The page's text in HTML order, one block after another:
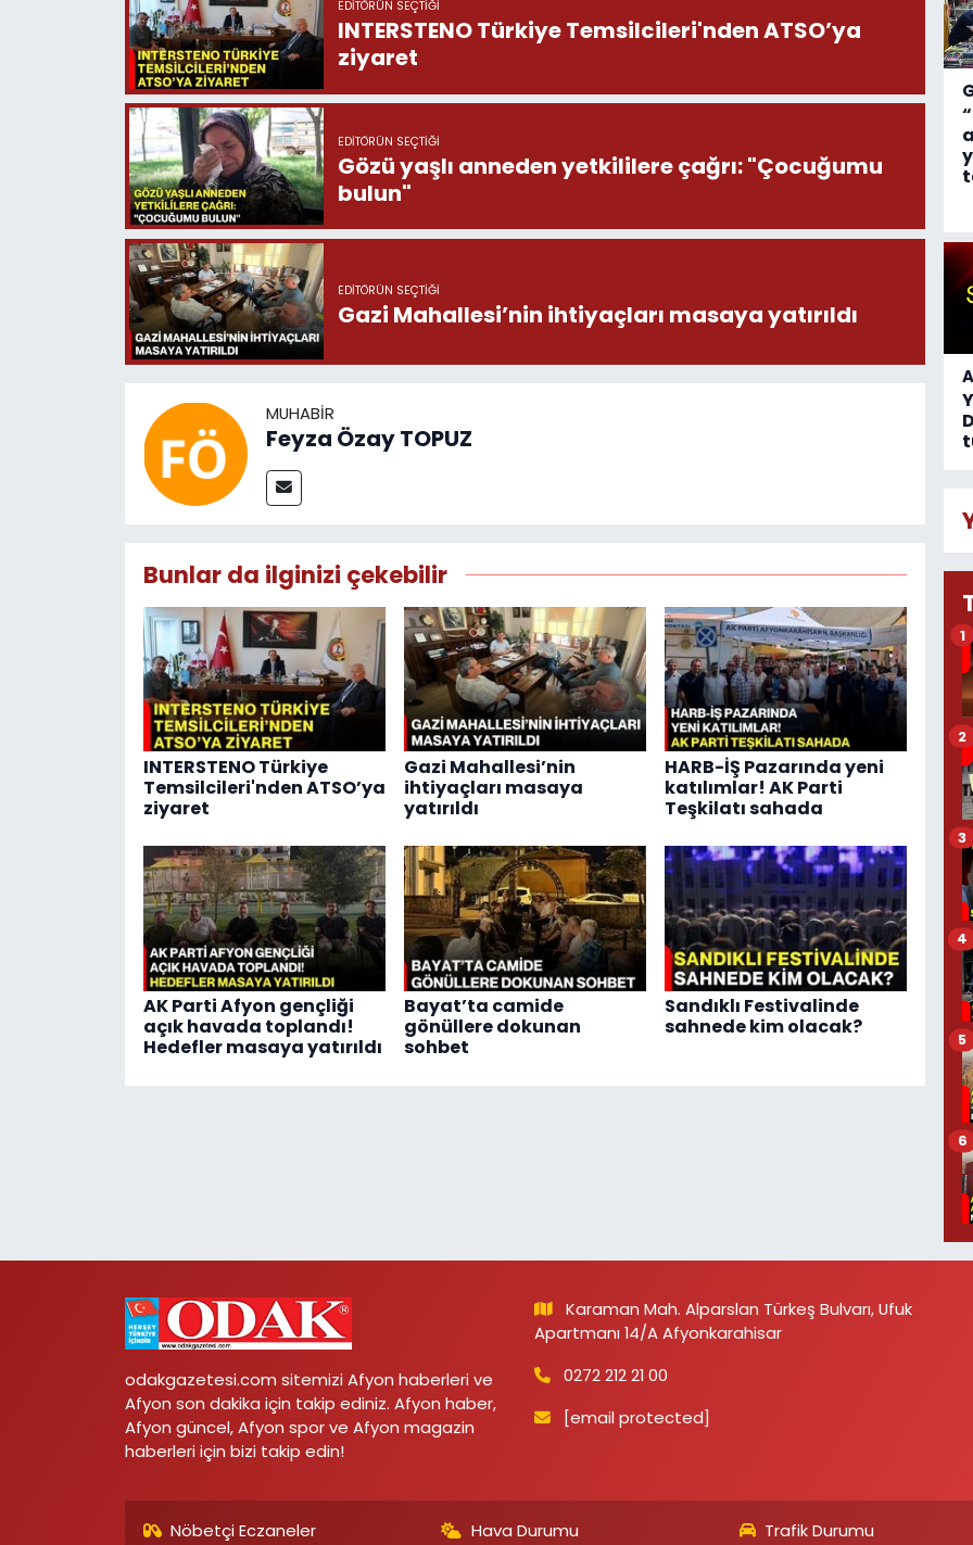
EDITÖRÜN SEÇTIĞI
INTERSTENO Türkiye Temsilcileri'nden ATSO’ya
ziyaret
EDITÖRÜN SEÇTIĞI
Gözü yaşlı anneden yetkililere çağrı: "Çocuğumu
bulun"
EDITÖRÜN SEÇTIĞI
Gazi Mahallesi’nin ihtiyaçları masaya yatırıldı
MUHABIR
Feyza Özay TOPUZ
Bunlar da ilginizi çekebilir
INTERSTENO Türkiye
Temsilcileri'nden ATSO’ya
ziyaret
Gazi Mahallesi’nin
ihtiyaçları masaya
yatırıldı
HARB-İŞ Pazarında yeni
katılımlar! AK Parti
Teşkilatı sahada
AK Parti Afyon gençliği
açık havada toplandı!
Hedefler masaya yatırıldı
Bayat’ta camide
gönüllere dokunan
sohbet
Sandıklı Festivalinde
sahnede kim olacak?
1
2
3
4
5
6
odakgazetesi.com sitemizi Afyon haberleri ve
Afyon son dakika için takip ediniz. Afyon haber,
Afyon güncel, Afyon spor ve Afyon magazin
haberleri için bizi takip edin!
Karaman Mah. Alparslan Türkeş Bulvarı, Ufuk
Apartmanı 14/A Afyonkarahisar
0272 212 21 00
[email protected]
Nöbetçi Eczaneler Hava Durumu Trafik Durumu